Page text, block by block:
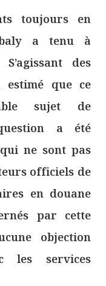
toujours en
a tenu à
des
estimé que ce
sujet de
a été
ne sont pas
officiels de
en douane
par cette
objection
les services